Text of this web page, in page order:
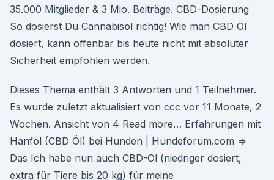
35.000 Mitglieder & 3 Mio. Beiträge. CBD-Dosierung
So dosierst Du Cannabisöl richtig! Wie man CBD Öl
dosiert, kann offenbar bis heute nicht mit absoluter
Sicherheit empfohlen werden.
Dieses Thema enthält 3 Antworten und 1 Teilnehmer.
Es wurde zuletzt aktualisiert von ccc vor 11 Monate, 2
Wochen. Ansicht von 4 Read more… Erfahrungen mit
Hanföl (CBD Öl) bei Hunden | Hundeforum.com ⇒
Das Ich habe nun auch CBD-Öl (niedriger dosiert,
extra für Tiere bis 20 kg) für meine